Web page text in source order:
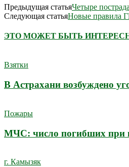
Предыдущая статьяЧетыре
Следующая статьяНовые правила
ЭТО МОЖЕТ БЫТЬ
Взятки
В Астрахани возбуждено
Пожары
МЧС: число погибших при
г. Камызяк